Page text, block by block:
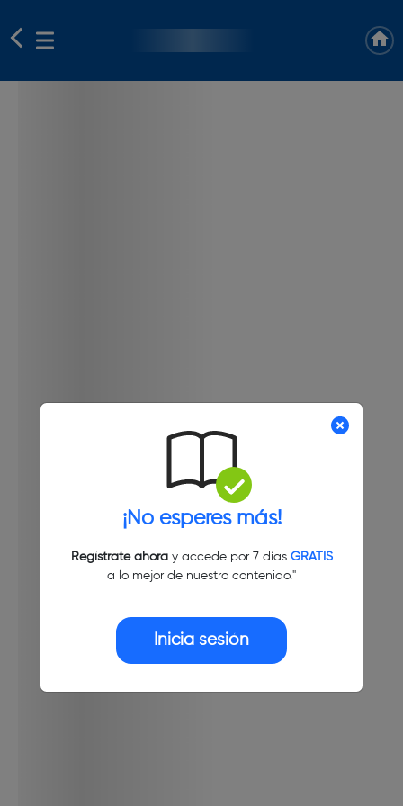
¡No esperes más!
Regístrate ahoray accede por 7 días GRATIS
a lo mejor de nuestro contenido."
Inicia sesión